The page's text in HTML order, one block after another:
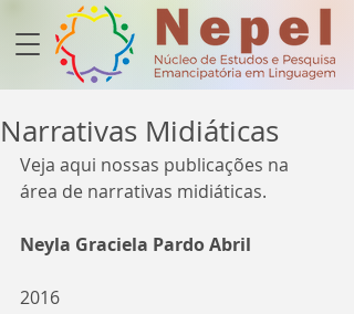
Narrativas Midiáticas
Veja aqui nossas publicações na
área de narrativas midiáticas.
Neyla Graciela Pardo Abril
2016